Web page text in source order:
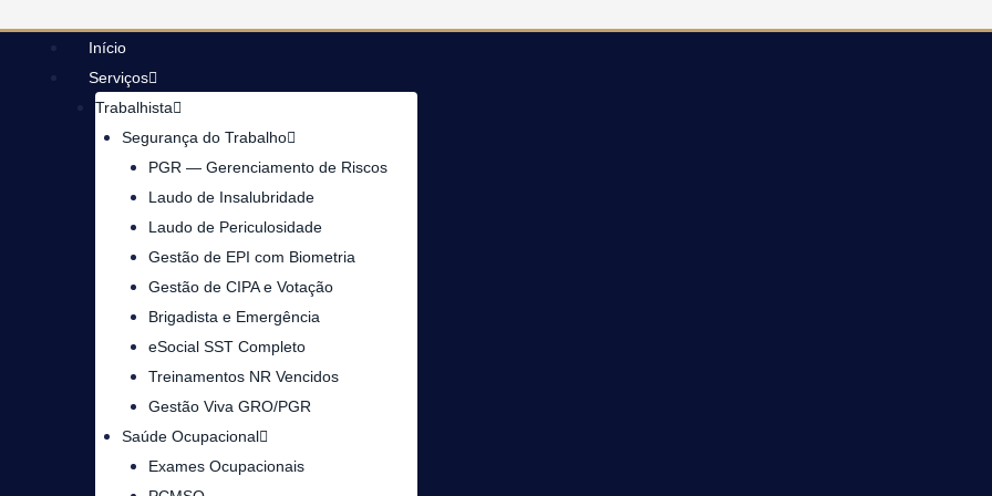
Início
Serviços
Trabalhista
Segurança do Trabalho
PGR — Gerenciamento de Riscos
Laudo de Insalubridade
Laudo de Periculosidade
Gestão de EPI com Biometria
Gestão de CIPA e Votação
Brigadista e Emergência
eSocial SST Completo
Treinamentos NR Vencidos
Gestão Viva GRO/PGR
Saúde Ocupacional
Exames Ocupacionais